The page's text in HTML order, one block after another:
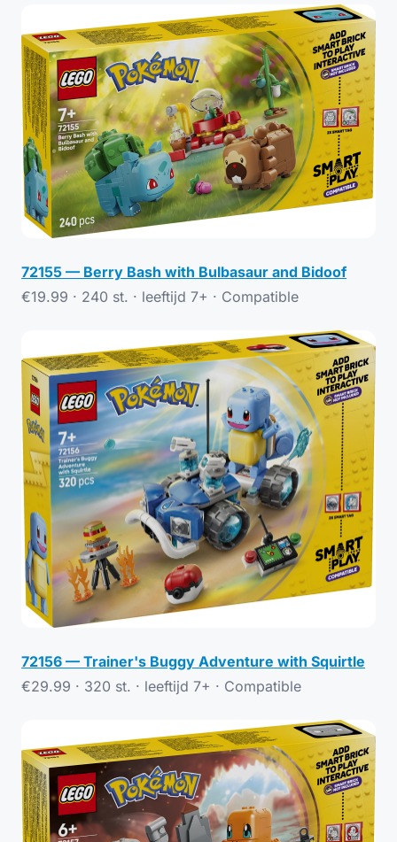
72155 — Berry Bash with Bulbasaur and Bidoof
€19.99 · 240 st. · leeftijd 7+ · Compatible
72156 — Trainer's Buggy Adventure with Squirtle
€29.99 · 320 st. · leeftijd 7+ · Compatible